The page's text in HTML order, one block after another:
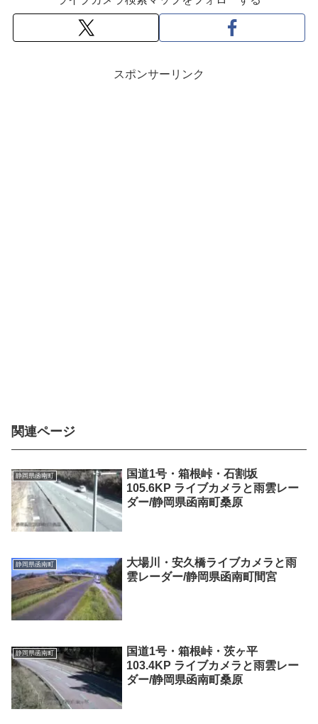
スポンサーリンク
関連ページ
静岡県函南町
国道1号・箱根峠・石割坂
105.6KP ライブカメラと雨雲レー
ダー/静岡県函南町桑原
静岡県函南町
大場川・安久橋ライブカメラと雨
雲レーダー/静岡県函南町間宮
静岡県函南町
国道1号・箱根峠・茨ヶ平
103.4KP ライブカメラと雨雲レー
ダー/静岡県函南町桑原